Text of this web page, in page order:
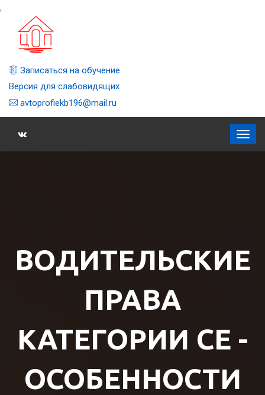
,
Записаться на обучение
Версия для слабовидящих
avtoprofiekb196@mail.ru
ВОДИТЕЛЬСКИЕ
ПРАВА
КАТЕГОРИИ CE -
ОСОБЕННОСТИ